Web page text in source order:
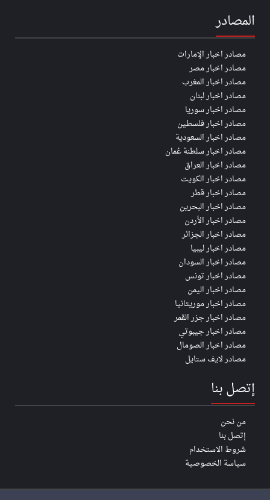
المصادر
مصادر اخبار الإمارات
مصادر اخبار مصر
مصادر اخبار المغرب
مصادر اخبار لبنان
مصادر اخبار سوريا
مصادر اخبار فلسطين
مصادر اخبار السعودية
مصادر اخبار سلطنة عُمان
مصادر اخبار العراق
مصادر اخبار الكويت
مصادر اخبار قطر
مصادر اخبار البحرين
مصادر اخبار الأردن
مصادر اخبار الجزائر
مصادر اخبار ليبيا
مصادر اخبار السودان
مصادر اخبار تونس
مصادر اخبار اليمن
مصادر اخبار موريتانيا
مصادر اخبار جزر القمر
مصادر اخبار جيبوتي
مصادر اخبار الصومال
مصادر لايف ستايل
إتصل بنا
من نحن
إتصل بنا
شروط الاستخدام
سياسة الخصوصية